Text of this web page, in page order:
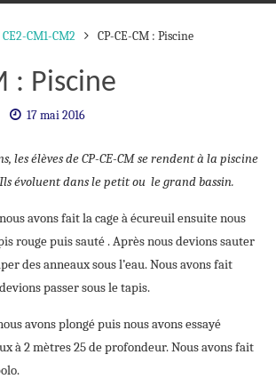
CE2-CM1-CM2 CP-CE-CM : Piscine
: Piscine
17 mai 2016
les élèves de CP-CE-CM se rendent à la piscine
évoluent dans le petit ou le grand bassin.
avons fait la cage à écureuil ensuite nous
rouge puis sauté . Après nous devions sauter
des anneaux sous l’eau. Nous avons fait
passer sous le tapis.
avons plongé puis nous avons essayé
à 2 mètres 25 de profondeur. Nous avons fait